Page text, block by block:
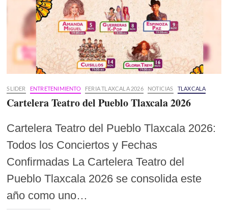
SLIDER ENTRETENIMIENTO FERIA TLAXCALA 2026 NOTICIAS TLAXCALA
Cartelera Teatro del Pueblo Tlaxcala 2026
Cartelera Teatro del Pueblo Tlaxcala 2026:
Todos los Conciertos y Fechas
Confirmadas La Cartelera Teatro del
Pueblo Tlaxcala 2026 se consolida este
año como uno…